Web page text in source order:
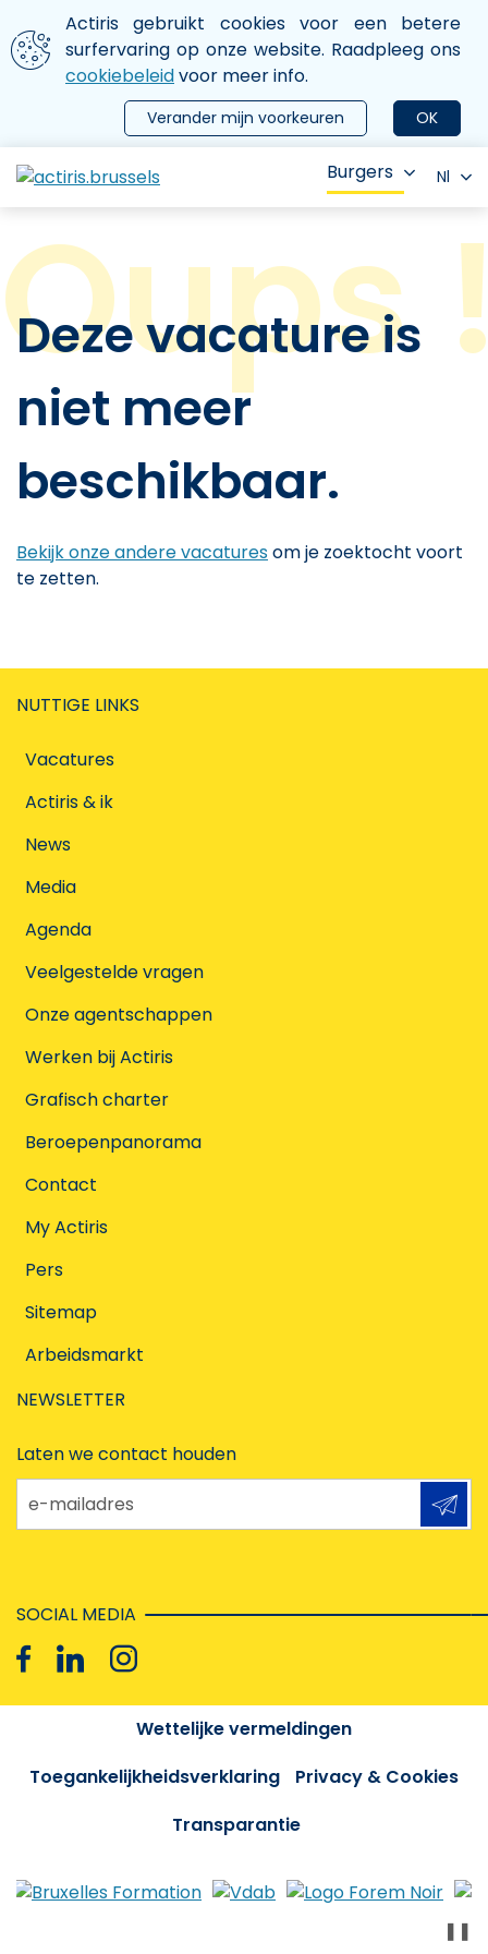
Aller au contenu principal
We gebruiken cookies
Actiris gebruikt cookies voor een betere
surfervaring op onze website. Raadpleeg ons
cookiebeleidvoor meer info.
OK
Verander mijn voorkeuren
le menu
Burgers Nl
Deze vacature is
niet meer
beschikbaar.
Bekijk onze andere vacaturesom je zoektocht voort
te zetten.
NUTTIGE LINKS
Vacatures
Actiris & ik
News
Media
Agenda
Veelgestelde vragen
Onze agentschappen
Werken bij Actiris
Grafisch charter
Beroepenpanorama
Contact
My Actiris
Pers
Sitemap
Arbeidsmarkt
NEWSLETTER
Laten we contact houden
e-mailadres
SOCIAL MEDIA
Wettelijke vermeldingen
Toegankelijkheidsverklaring
Privacy & Cookies
Transparantie
❚❚